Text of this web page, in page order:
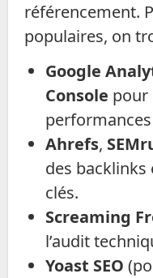
référencement.
populaires, on
Google
Console pour
Ahrefs,
des backlinks
clés.
Screaming
l’audit
Yoast SEO